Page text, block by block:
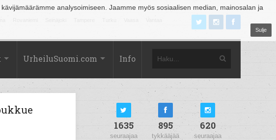
analysoimiseen. Jaamme myös sosiaalisen median, mainosalan ja
Sulje
UrheiluSuomi.com Info
1635
seuraajaa
895
tykkääjää
620
seuraajaa